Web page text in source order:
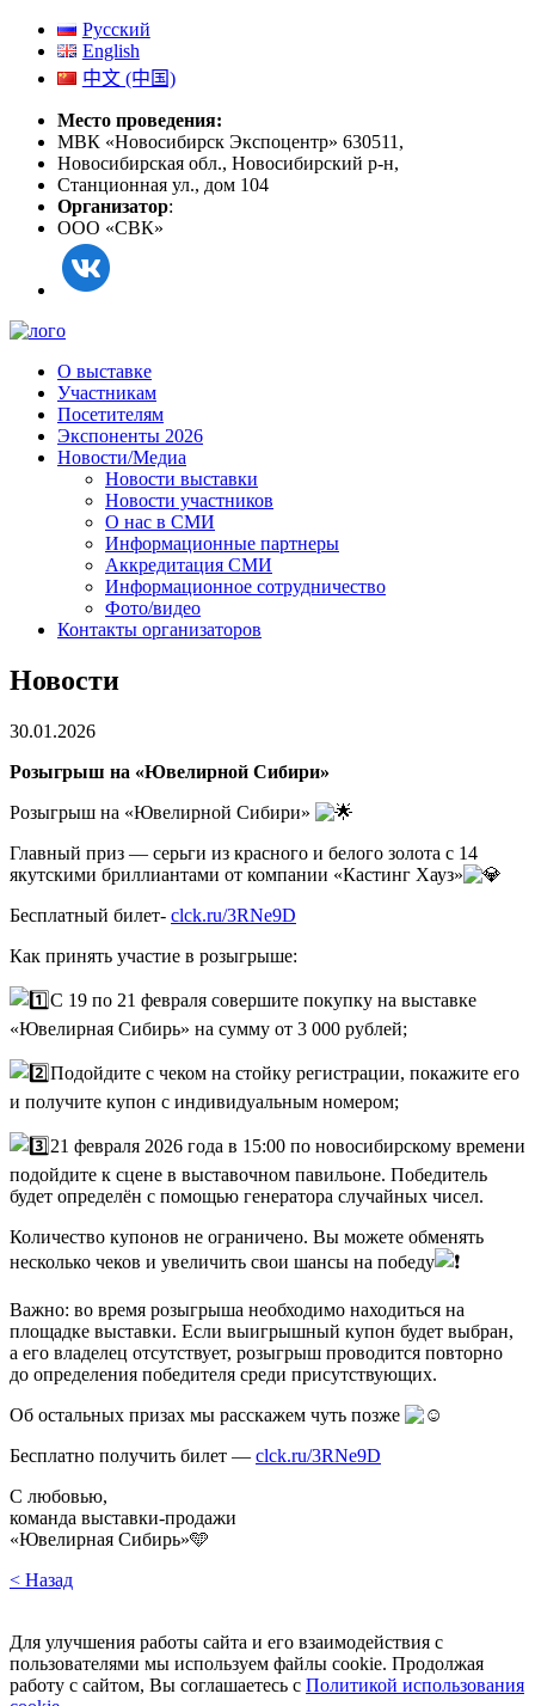
Русский
English
中文 (中国)
Место проведения:
МВК «Новосибирск Экспоцентр» 630511,
Новосибирская обл., Новосибирский р-н,
Станционная ул., дом 104
Организатор:
ООО «СВК»
О выставке
Участникам
Посетителям
Экспоненты 2026
Новости/Медиа
Новости выставки
Новости участников
О нас в СМИ
Информационные партнеры
Аккредитация СМИ
Информационное сотрудничество
Фото/видео
Контакты организаторов
Новости
30.01.2026
Розыгрыш на «Ювелирной Сибири»
Розыгрыш на «Ювелирной Сибири»
Главный приз — серьги из красного и белого золота с 14
якутскими бриллиантами от компании «Кастинг Хауз»
Бесплатный билет- clck.ru/3RNe9D
Как принять участие в розыгрыше:
С 19 по 21 февраля совершите покупку на выставке
«Ювелирная Сибирь» на сумму от 3 000 рублей;
Подойдите с чеком на стойку регистрации, покажите его
и получите купон с индивидуальным номером;
21 февраля 2026 года в 15:00 по новосибирскому времени
подойдите к сцене в выставочном павильоне. Победитель
будет определён с помощью генератора случайных чисел.
Количество купонов не ограничено. Вы можете обменять
несколько чеков и увеличить свои шансы на победу
Важно: во время розыгрыша необходимо находиться на
площадке выставки. Если выигрышный купон будет выбран,
а его владелец отсутствует, розыгрыш проводится повторно
до определения победителя среди присутствующих.
Об остальных призах мы расскажем чуть позже
Бесплатно получить билет — clck.ru/3RNe9D
С любовью,
команда выставки-продажи
«Ювелирная Сибирь»🩵
< Назад
Для улучшения работы сайта и его взаимодействия с
пользователями мы используем файлы cookie. Продолжая
работу с сайтом, Вы соглашаетесь с Политикой использования